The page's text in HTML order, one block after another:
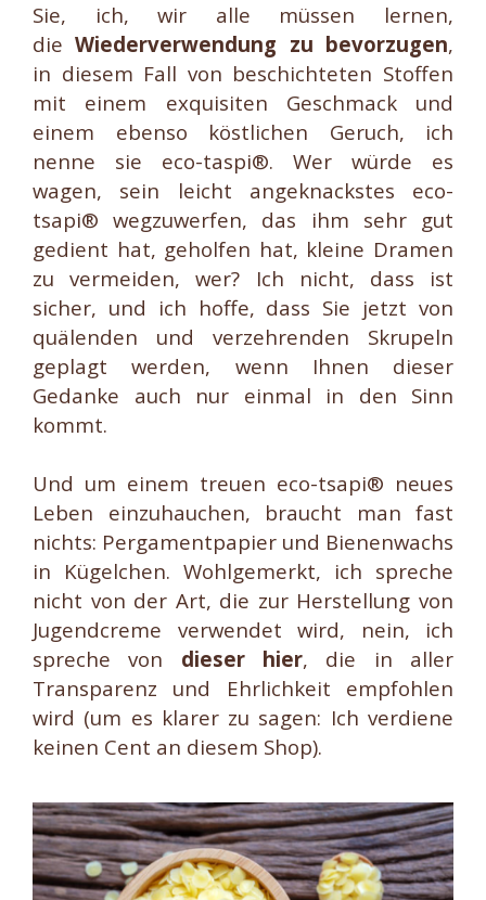
Sie, ich, wir alle müssen lernen,
dieWiederverwendung zu bevorzugen,
in diesem Fall von beschichteten Stoffen
mit einem exquisiten Geschmack und
einem ebenso köstlichen Geruch, ich
nenne sie eco-taspi®. Wer würde es
wagen, sein leicht angeknackstes eco-
tsapi® wegzuwerfen, das ihm sehr gut
gedient hat, geholfen hat, kleine Dramen
zu vermeiden, wer? Ich nicht, dass ist
sicher, und ich hoffe, dass Sie jetzt von
quälenden und verzehrenden Skrupeln
geplagt werden, wenn Ihnen dieser
Gedanke auch nur einmal in den Sinn
kommt.
Und um einem treuen eco-tsapi® neues
Leben einzuhauchen, braucht man fast
nichts: Pergamentpapier und Bienenwachs
in Kügelchen. Wohlgemerkt, ich spreche
nicht von der Art, die zur Herstellung von
Jugendcreme verwendet wird, nein, ich
spreche von dieser hier, die in aller
Transparenz und Ehrlichkeit empfohlen
wird (um es klarer zu sagen: Ich verdiene
keinen Cent an diesem Shop).